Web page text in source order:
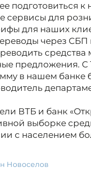
подготовиться
сервисы для
для наших
через СБП
предложения. С
в нашем
ВТБ и банк
выборке
с населением
Новоселов